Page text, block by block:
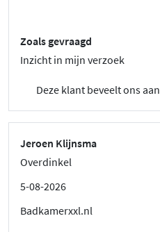
Zoals gevraagd
Inzicht in mijn verzoek
Deze klant beveelt ons aan
Jeroen Klijnsma
Overdinkel
5-08-2026
Badkamerxxl.nl